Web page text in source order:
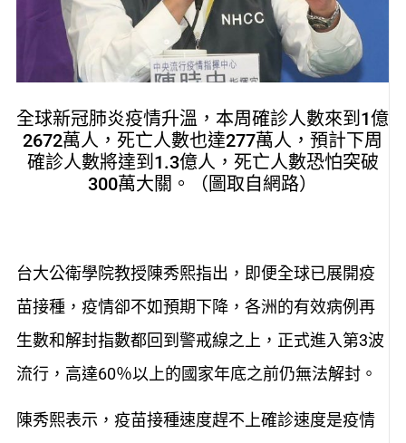
全球新冠肺炎疫情升溫，本周確診人數來到1億
2672萬人，死亡人數也達277萬人，預計下周
確診人數將達到1.3億人，死亡人數恐怕突破
300萬大關。（圖取自網路）
台大公衛學院教授陳秀熙指出，即便全球已展開疫
苗接種，疫情卻不如預期下降，各洲的有效病例再
生數和解封指數都回到警戒線之上，正式進入第3波
流行，高達60％以上的國家年底之前仍無法解封。
陳秀熙表示，疫苗接種速度趕不上確診速度是疫情